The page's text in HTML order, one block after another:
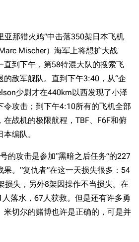
亚那猎火鸡”中击落350架日本飞机
Mischer）海军上将想扩大战
直到下午，第58特混大队的搜索飞
的敌军舰队。直到下午3:40，从“企
少尉才在440km以西发现了小泽
令攻击；到下午4:10所有的飞机全部
在战机的极限航程，TBF、F6F和俯
编队。
的攻击是参加“黑暗之后任务”的227
。“复仇者”在这一天损失很多：54
损失，另外8架因操作不当损失。在
落水，67人获救。但是还有许多勇
米切尔的赌博也许是正确的，可是并